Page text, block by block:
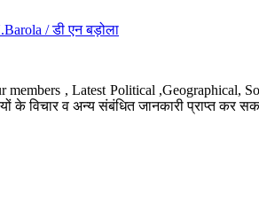
/ डी एन बड़ोला
, Latest Political
के विचार व अन्य संबंधित जानकारी प्राप्त कर